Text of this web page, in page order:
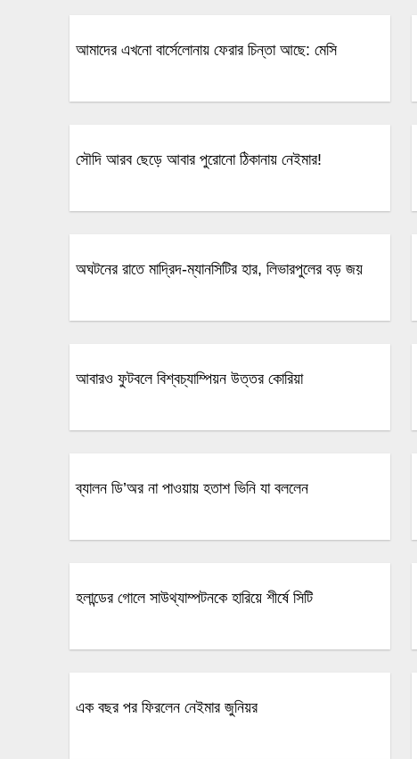
আমাদের এখনো বার্সেলোনায় ফেরার চিন্তা আছে: মেসি
সৌদি আরব ছেড়ে আবার পুরোনো ঠিকানায় নেইমার!
অঘটনের রাতে মাদ্রিদ-ম্যানসিটির হার, লিভারপুলের বড় জয়
আবারও ফুটবলে বিশ্বচ্যাম্পিয়ন উত্তর কোরিয়া
ব্যালন ডি’অর না পাওয়ায় হতাশ ভিনি যা বললেন
হলান্ডের গোলে সাউথ্যাম্পটনকে হারিয়ে শীর্ষে সিটি
এক বছর পর ফিরলেন নেইমার জুনিয়র